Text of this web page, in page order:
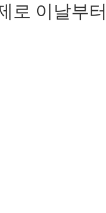
로 이날부